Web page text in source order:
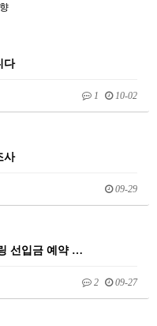
다
1 10-02
사
09-29
선입금 예약 …
2 09-27